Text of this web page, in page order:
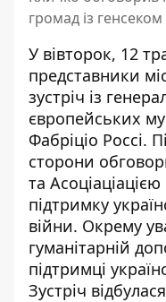
громад із генсеком
У вівторок, 12
представники
зустріч із
європейських
Фабріціо Россі.
сторони
та
підтримку
війни. Окрему
гуманітарній
підтримці
Зустріч